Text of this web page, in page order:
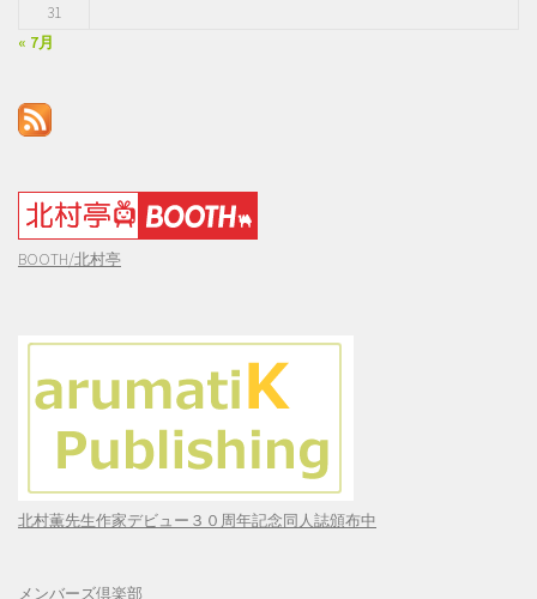
31
« 7月
BOOTH/北村亭
北村薫先生作家デビュー３０周年記念同人誌頒布中
メンバーズ倶楽部